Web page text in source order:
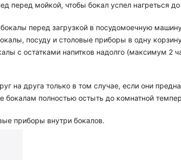
перед мойкой, чтобы бокал успел нагреться
перед загрузкой в посудомоечную
посуду и столовые приборы в одну
с остатками напитков надолго (максимум 2
на друга только в том случае, если они
бокалам полностью остыть до комнатной
приборы внутри бокалов.